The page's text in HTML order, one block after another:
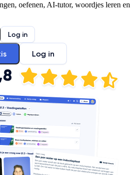
oefenen, AI-tutor, woordjes leren en
Log in
Log in